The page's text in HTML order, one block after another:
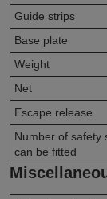
Guide strips
Base plate
Weight
Net
Escape release
Number of safety
can be fitted